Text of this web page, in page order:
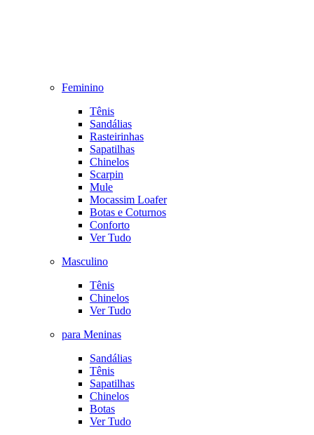
Feminino
Tênis
Sandálias
Rasteirinhas
Sapatilhas
Chinelos
Scarpin
Mule
Mocassim Loafer
Botas e Coturnos
Conforto
Ver Tudo
Masculino
Tênis
Chinelos
Ver Tudo
para Meninas
Sandálias
Tênis
Sapatilhas
Chinelos
Botas
Ver Tudo